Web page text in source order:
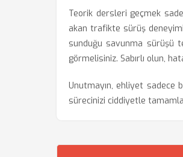
Teorik dersleri geçmek
akan trafikte sürüş deneyimi
sunduğu savunma sürüşü
görmelisiniz. Sabırlı olun,
Unutmayın, ehliyet sadece
sürecinizi ciddiyetle